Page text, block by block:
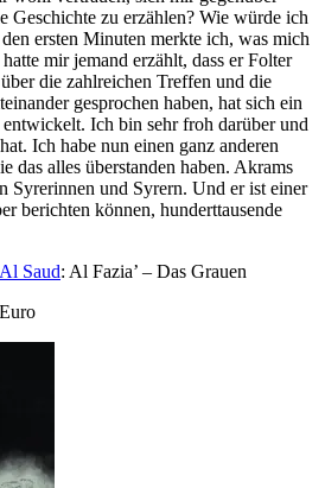
Geschichte zu erzählen? Wie würde ich
ersten Minuten merkte ich, was mich
mir jemand erzählt, dass er Folter
die zahlreichen Treffen und die
gesprochen haben, hat sich ein
Ich bin sehr froh darüber und
Ich habe nun einen ganz anderen
das alles überstanden haben. Akrams
Syrerinnen und Syrern. Und er ist einer
berichten können, hunderttausende
Saud: Al Fazia’ – Das Grauen